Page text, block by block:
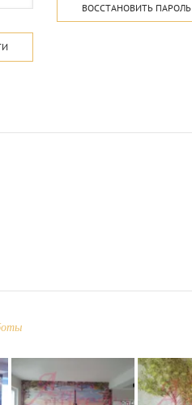
ВОССТАНОВИТЬ ПАРОЛЬ